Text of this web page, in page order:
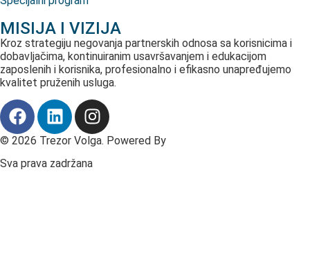
MISIJA I VIZIJA
Kroz strategiju negovanja partnerskih odnosa sa korisnicima i
dobavljačima, kontinuiranim usavršavanjem i edukacijom
zaposlenih i korisnika, profesionalno i efikasno unapređujemo
kvalitet pruženih usluga.
© 2026 Trezor Volga. Powered By
Sva prava zadržana